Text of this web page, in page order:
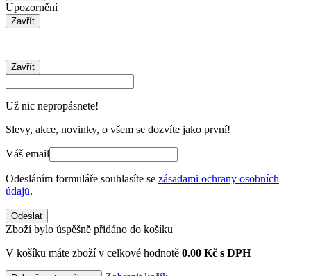
Upozornění
Zavřít
Zavřít
Už nic nepropásnete!
Slevy, akce, novinky, o všem se dozvíte jako první!
Váš email
Odesláním formuláře souhlasíte se zásadami ochrany osobních
údajů.
Odeslat
Zboží bylo úspěšně přidáno do košíku
V košíku máte zboží v celkové hodnotě 0.00 Kč s DPH